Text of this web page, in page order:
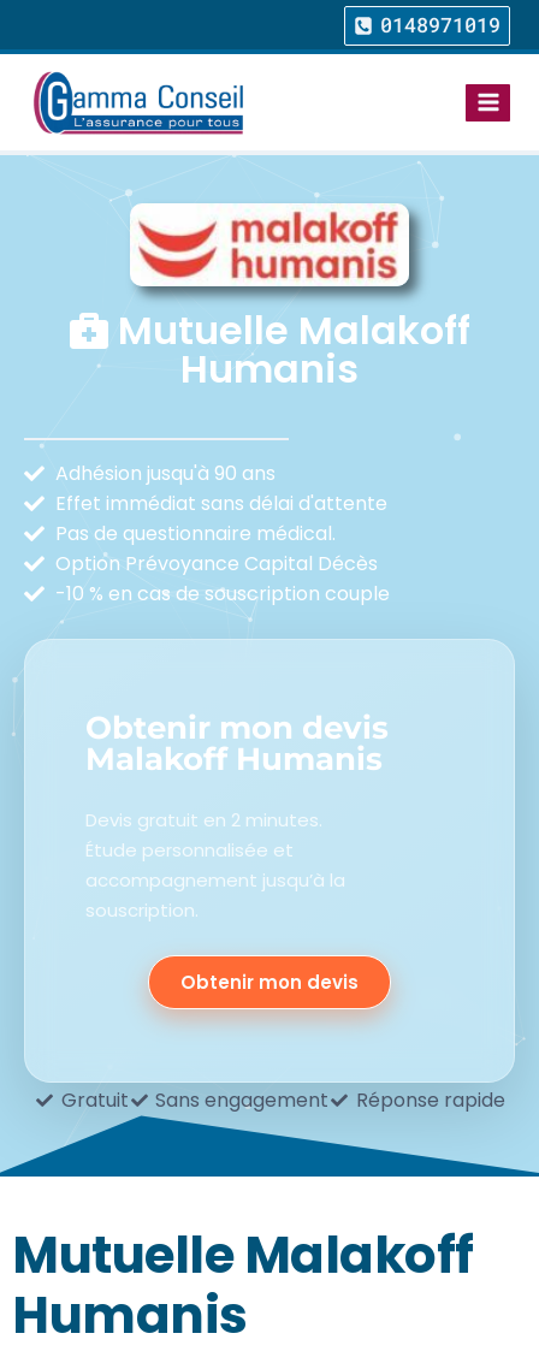
0148971019
Mutuelle Malakoff
Humanis
Adhésion jusqu'à 90 ans
Effet immédiat sans délai d'attente
Pas de questionnaire médical.
Option Prévoyance Capital Décès
-10 % en cas de souscription couple
Obtenir mon devis
Malakoff Humanis
Devis gratuit en 2 minutes.
Étude personnalisée et
accompagnement jusqu’à la
souscription.
Obtenir mon devis
Gratuit Sans engagement Réponse rapide
Mutuelle Malakoff
Humanis